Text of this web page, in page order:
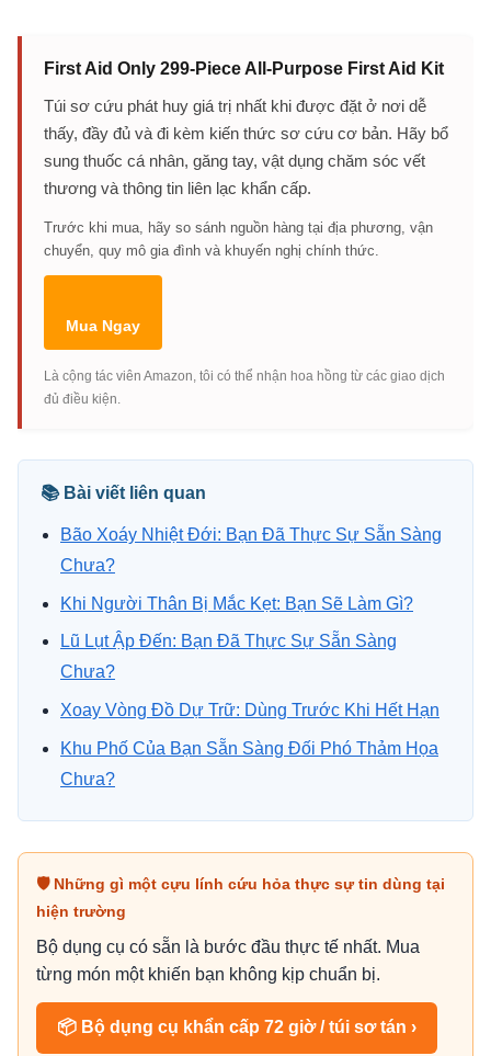
First Aid Only 299-Piece All-Purpose First Aid Kit
Túi sơ cứu phát huy giá trị nhất khi được đặt ở nơi dễ
thấy, đầy đủ và đi kèm kiến thức sơ cứu cơ bản. Hãy bổ
sung thuốc cá nhân, găng tay, vật dụng chăm sóc vết
thương và thông tin liên lạc khẩn cấp.
Trước khi mua, hãy so sánh nguồn hàng tại địa phương, vận
chuyển, quy mô gia đình và khuyến nghị chính thức.
Mua Ngay
Là cộng tác viên Amazon, tôi có thể nhận hoa hồng từ các giao dịch
đủ điều kiện.
📚 Bài viết liên quan
Bão Xoáy Nhiệt Đới: Bạn Đã Thực Sự Sẵn Sàng
Chưa?
Khi Người Thân Bị Mắc Kẹt: Bạn Sẽ Làm Gì?
Lũ Lụt Ập Đến: Bạn Đã Thực Sự Sẵn Sàng
Chưa?
Xoay Vòng Đồ Dự Trữ: Dùng Trước Khi Hết Hạn
Khu Phố Của Bạn Sẵn Sàng Đối Phó Thảm Họa
Chưa?
🛡 Những gì một cựu lính cứu hỏa thực sự tin dùng tại
hiện trường
Bộ dụng cụ có sẵn là bước đầu thực tế nhất. Mua
từng món một khiến bạn không kịp chuẩn bị.
📦 Bộ dụng cụ khẩn cấp 72 giờ / túi sơ tán ›